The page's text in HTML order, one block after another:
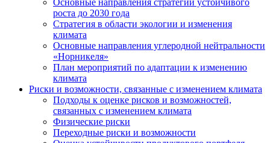
роста до 2030 года
Стратегия в области экологии и изменения
климата
Основные направления углеродной нейтральности
«Норникеля»
План мероприятий по адаптации к изменению
климата
Риски и возможности, связанные с изменением климата
Подходы к оценке рисков и возможностей,
связанных с изменением климата
Физические риски
Переходные риски и возможности